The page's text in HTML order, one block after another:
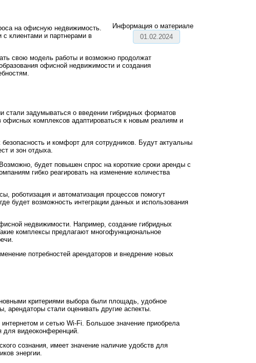
Информация о материале
01.02.2024
на офисную недвижимость.
с клиентами и партнерами в
свою модель работы и возможно продолжат
офисной недвижимости и создания
стали задумываться о введении гибридных форматов
офисных комплексов адаптироваться к новым реалиям и
и комфорт для сотрудников. Будут актуальны
и зон отдыха.
будет повышен спрос на короткие сроки аренды с
гибко реагировать на изменение количества
роботизация и автоматизация процессов помогут
будет возможность интеграции данных и использования
недвижимости. Например, создание гибридных
комплексы предлагают многофункциональное
потребностей арендаторов и внедрение новых
критериями выбора были площадь, удобное
стали оценивать другие аспекты.
и сетью Wi-Fi. Большое значение приобрела
для видеоконференций.
сознания, имеет значение наличие удобств для
энергии.